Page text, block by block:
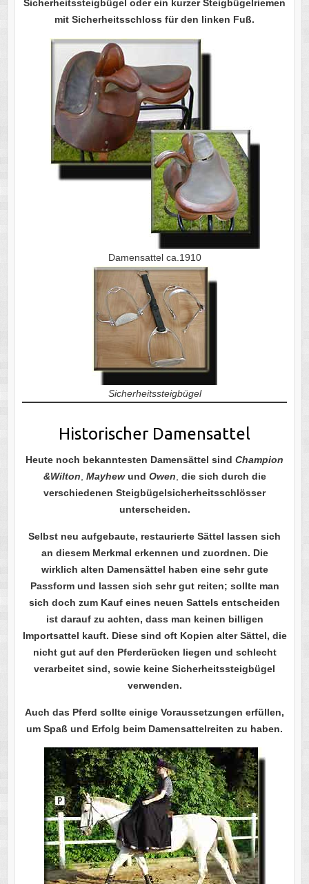
Sicherheitssteigbügel oder ein kurzer Steigbügelriemen
mit Sicherheitsschloss für den linken Fuß.
Damensattel ca.1910
Sicherheitssteigbügel
Historischer Damensattel
Heute noch bekanntesten Damensättel sind Champion
&Wilton Mayhew und Owen die sich durch die
verschiedenen Steigbügelsicherheitsschlösser
unterscheiden.
Selbst neu aufgebaute, restaurierte Sättel lassen sich
an diesem Merkmal erkennen und zuordnen. Die
wirklich alten Damensättel haben eine sehr gute
Passform und lassen sich sehr gut reiten; sollte man
sich doch zum Kauf eines neuen Sattels entscheiden
ist darauf zu achten, dass man keinen billigen
Importsattel kauft. Diese sind oft Kopien alter Sättel, die
nicht gut auf den Pferderücken liegen und schlecht
verarbeitet sind, sowie keine Sicherheitssteigbügel
verwenden.
Auch das Pferd sollte einige Voraussetzungen erfüllen,
um Spaß und Erfolg beim Damensattelreiten zu haben.